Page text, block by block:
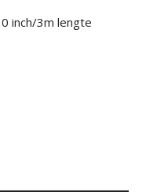
inch/3m lengte